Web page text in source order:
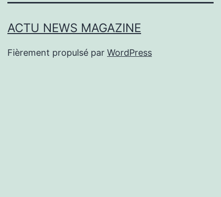
ACTU NEWS MAGAZINE
Fièrement propulsé par WordPress